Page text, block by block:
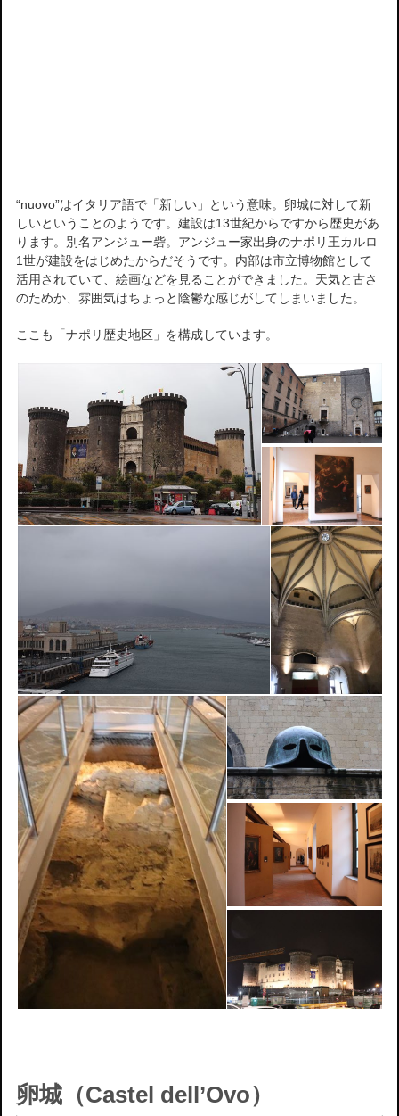
“nuovo”はイタリア語で「新しい」という意味。卵城に対して新
しいということのようです。建設は13世紀からですから歴史があ
ります。別名アンジュー砦。アンジュー家出身のナポリ王カルロ
1世が建設をはじめたからだそうです。内部は市立博物館として
活用されていて、絵画などを見ることができました。天気と古さ
のためか、雰囲気はちょっと陰鬱な感じがしてしまいました。
ここも「ナポリ歴史地区」を構成しています。
卵城（Castel dell’Ovo）